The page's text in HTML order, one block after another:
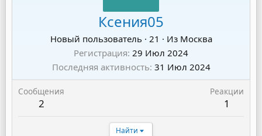
Ксения05
Новый пользователь · 21 · Из Москва
Регистрация 29 Июл 2024
Последняя активность 31 Июл 2024
Сообщения
2
Реакции
1
Найти